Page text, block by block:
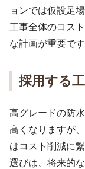
ョンでは仮設足
工事全体のコス
な計画が重要です
採用する
高グレードの防
高くなりますが
はコスト削減に
選びは、将来的